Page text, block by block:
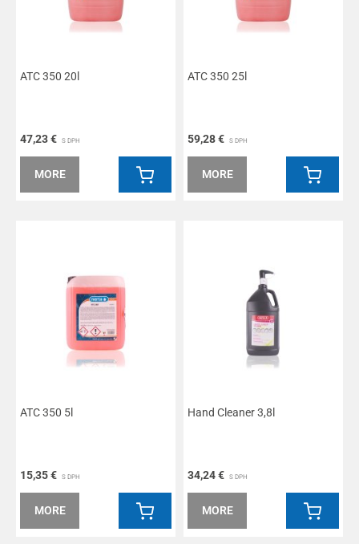
ATC 350 20l
47,23 € S DPH
MORE
ATC 350 25l
59,28 € S DPH
MORE
ATC 350 5l
15,35 € S DPH
MORE
Hand Cleaner 3,8l
34,24 € S DPH
MORE